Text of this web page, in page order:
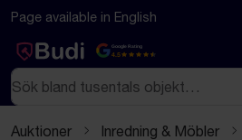
Hoppa till innehåll
Textbaserad (markdown) version av
Page available in English
Google Rating
4.5
Sök
Auktioner Inredning & Möbler